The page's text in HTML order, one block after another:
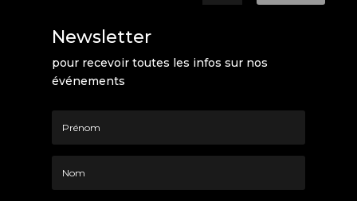
Newsletter
pour recevoir toutes les infos sur nos
événements